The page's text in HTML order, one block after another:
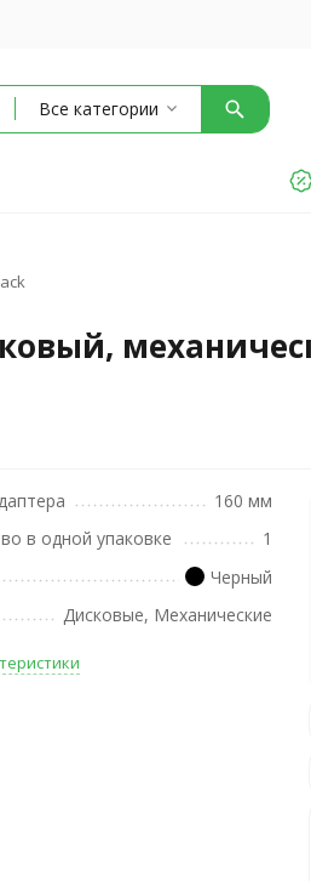
Все категории
160 мм
в одной упаковке
1
Черный
Дисковые, Механические